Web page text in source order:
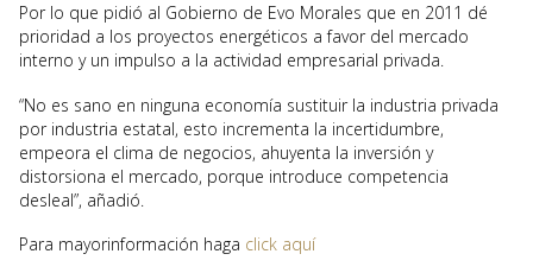
Por lo que pidió al Gobierno de Evo Morales que en 2011 dé
prioridad a los proyectos energéticos a favor del mercado
interno y un impulso a la actividad empresarial privada.
“No es sano en ninguna economía sustituir la industria privada
por industria estatal, esto incrementa la incertidumbre,
empeora el clima de negocios, ahuyenta la inversión y
distorsiona el mercado, porque introduce competencia
desleal”, añadió.
Para mayorinformación haga click aquí